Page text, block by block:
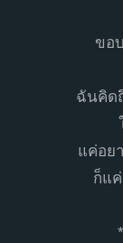
ขอ
ฉันคิด
แค่อย
ก็แ